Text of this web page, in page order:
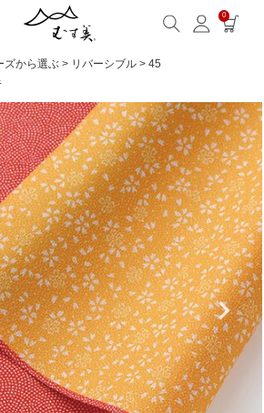
0
ズから選ぶ リバーシブル
45
ぶ
)
から選ぶ
ぶ
ら選ぶ ふくさ（念珠）・はんかち・書籍
ピング
合わせ
）
入れ
ログ)
活用